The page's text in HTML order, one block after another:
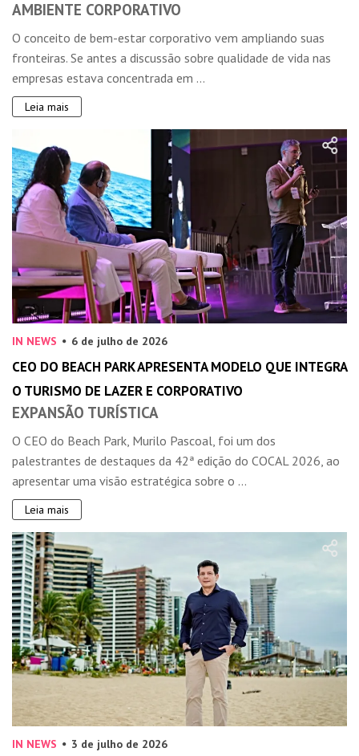
AMBIENTE CORPORATIVO
O conceito de bem-estar corporativo vem ampliando suas
fronteiras. Se antes a discussão sobre qualidade de vida nas
empresas estava concentrada em ...
Leia mais
IN NEWS 6 de julho de 2026
CEO DO BEACH PARK APRESENTA MODELO QUE INTEGRA
O TURISMO DE LAZER E CORPORATIVO
EXPANSÃO TURÍSTICA
O CEO do Beach Park, Murilo Pascoal, foi um dos
palestrantes de destaques da 42ª edição do COCAL 2026, ao
apresentar uma visão estratégica sobre o ...
Leia mais
IN NEWS 3 de julho de 2026